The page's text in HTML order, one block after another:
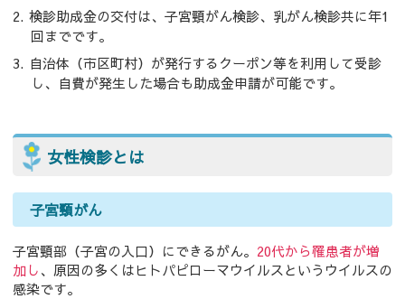
検診助成金の交付は、子宮頸がん検診、乳がん検診共に年1
回までです。
自治体（市区町村）が発行するクーポン等を利用して受診
し、自費が発生した場合も助成金申請が可能です。
女性検診とは
子宮頸がん
子宮頸部（子宮の入口）にできるがん。 20代から罹患者が増
加し、原因の多くはヒトパピローマウイルスというウイルスの
感染です。